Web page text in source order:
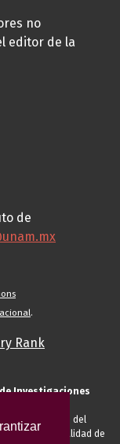
no
editor de la
de
.
Investigaciones
es responsable del
de usted en calidad de